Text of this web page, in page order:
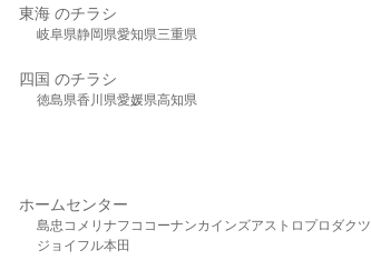
東海 のチラシ
岐阜県静岡県愛知県三重県
四国 のチラシ
徳島県香川県愛媛県高知県
ホームセンター
島忠 コメリ ナフコ コーナンカインズアストロプロダクツ
ジョイフル本田